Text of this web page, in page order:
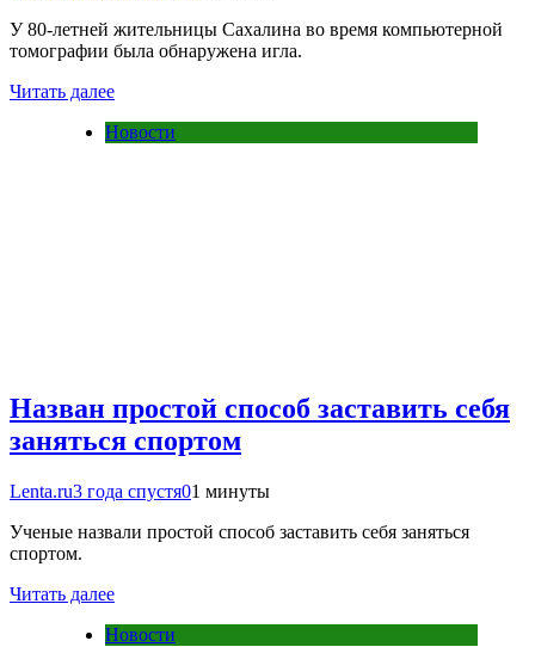
У 80-летней жительницы Сахалина во время компьютерной
томографии была обнаружена игла.
Читать далее
Новости
Назван простой способ заставить себя
заняться спортом
Lenta.ru3 года спустя01 минуты
Ученые назвали простой способ заставить себя заняться
спортом.
Читать далее
Новости